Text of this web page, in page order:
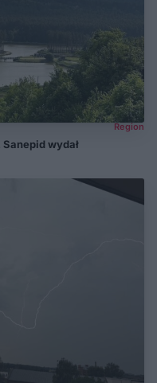
Region
wydał